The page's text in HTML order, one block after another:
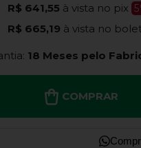
R$ 641,55 à vista no pix
R$ 665,19 à vista no
18 Meses pelo
COMPRAR